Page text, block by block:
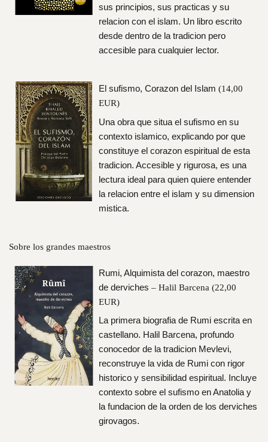
sus principios, sus practicas y su
relacion con el islam. Un libro escrito
desde dentro de la tradicion pero
accesible para cualquier lector.
El sufismo, Corazon del Islam (14,00
EUR)
Una obra que situa el sufismo en su
contexto islamico, explicando por que
constituye el corazon espiritual de esta
tradicion. Accesible y rigurosa, es una
lectura ideal para quien quiere entender
la relacion entre el islam y su dimension
mistica.
Sobre los grandes maestros
Rumi, Alquimista del corazon, maestro
de derviches – Halil Barcena (22,00
EUR)
La primera biografia de Rumi escrita en
castellano. Halil Barcena, profundo
conocedor de la tradicion Mevlevi,
reconstruye la vida de Rumi con rigor
historico y sensibilidad espiritual. Incluye
contexto sobre el sufismo en Anatolia y
la fundacion de la orden de los derviches
girovagos.